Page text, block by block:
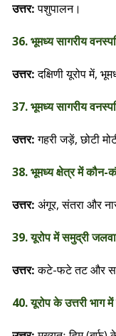
उत्तर:पशुपालन।
36. भूमध्य सागरीय
उत्तर:दक्षिणी यूरोप में,
37. भूमध्य सागरीय
उत्तर: गहरी जड़ें, छोटी
38. भूमध्य क्षेत्र में
उत्तर: अंगूर, संतरा और
39. यूरोप में समुद्री
उत्तर:कटे-फटे तट और
40. यूरोप के उत्तरी भाग